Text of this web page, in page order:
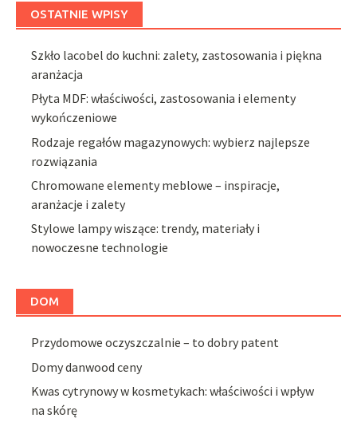
OSTATNIE WPISY
Szkło lacobel do kuchni: zalety, zastosowania i piękna
aranżacja
Płyta MDF: właściwości, zastosowania i elementy
wykończeniowe
Rodzaje regałów magazynowych: wybierz najlepsze
rozwiązania
Chromowane elementy meblowe – inspiracje,
aranżacje i zalety
Stylowe lampy wiszące: trendy, materiały i
nowoczesne technologie
DOM
Przydomowe oczyszczalnie – to dobry patent
Domy danwood ceny
Kwas cytrynowy w kosmetykach: właściwości i wpływ
na skórę